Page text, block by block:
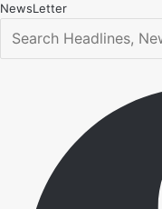
NewsLetter